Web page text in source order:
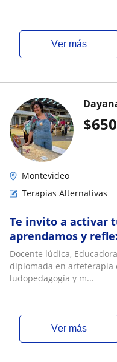
ver más
$650
Montevideo
Terapias Alternativas
Te invito a activar
aprendamos y
sumás?
Docente lúdica,
diplomada en arteterapia
ludopedagogía y m...
ver más